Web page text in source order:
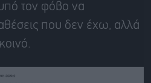
τον φόβο να
που δεν έχω, αλλά